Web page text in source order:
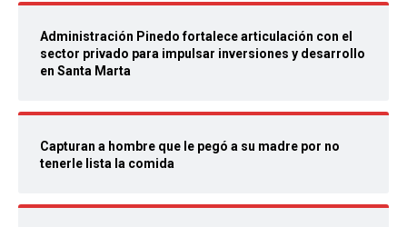
Administración Pinedo fortalece articulación con el
sector privado para impulsar inversiones y desarrollo
en Santa Marta
Capturan a hombre que le pegó a su madre por no
tenerle lista la comida